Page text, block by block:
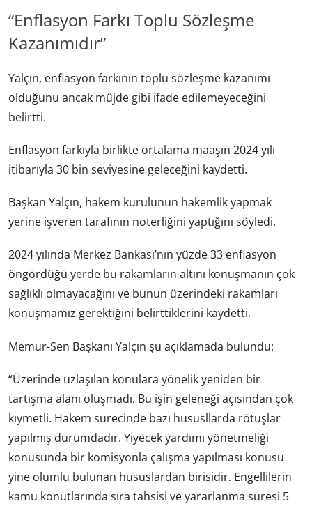
“Enflasyon Farkı Toplu Sözleşme
Kazanımıdır”
Yalçın, enflasyon farkının toplu sözleşme kazanımı
olduğunu ancak müjde gibi ifade edilemeyeceğini
belirtti.
Enflasyon farkıyla birlikte ortalama maaşın 2024 yılı
itibarıyla 30 bin seviyesine geleceğini kaydetti.
Başkan Yalçın, hakem kurulunun hakemlik yapmak
yerine işveren tarafının noterliğini yaptığını söyledi.
2024 yılında Merkez Bankası’nın yüzde 33 enflasyon
öngördüğü yerde bu rakamların altını konuşmanın çok
sağlıklı olmayacağını ve bunun üzerindeki rakamları
konuşmamız gerektiğini belirttiklerini kaydetti.
Memur-Sen Başkanı Yalçın şu açıklamada bulundu:
“Üzerinde uzlaşılan konulara yönelik yeniden bir
tartışma alanı oluşmadı. Bu işin geleneği açısından çok
kıymetli. Hakem sürecinde bazı hususllarda rötuşlar
yapılmış durumdadır. Yiyecek yardımı yönetmeliği
konusunda bir komisyonla çalışma yapılması konusu
yine olumlu bulunan hususlardan birisidir. Engellilerin
kamu konutlarında sıra tahsisi ve yararlanma süresi 5